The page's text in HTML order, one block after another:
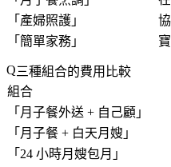
「 產婦照護 」
「 簡單家務 」
三種組合的費用比較
組合
「 月子餐外送 + 自己顧 」
「 月子餐 + 白天月嫂 」
「 24 小時月嫂包月 」